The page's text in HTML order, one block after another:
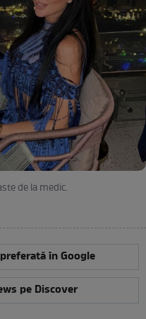
de la medic.
în Google
pe Discover